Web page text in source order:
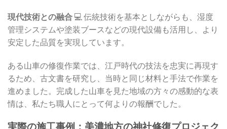
現代技術との融合 💻 伝統技術を基本としながらも、湿度
管理システムや塗装ブースなどの現代設備も活用し、より
安定した品質を実現しています。
ある山車の修復作業では、江戸時代の技法を忠実に再現す
るため、古文書を研究し、当時と同じ材料と手法で作業を
進めました。完成した山車を見た地域の方々の感動的な表
情は、私たち職人にとって何よりの報酬でした。
実際の施工事例：美濃地方の神社修復プロジェク